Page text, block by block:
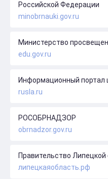
Российской Федерации
minobrnauki.gov.ru
Министерство
edu.gov.ru
Информационный портал
rusla.ru
РОСОБРНАДЗОР
obrnadzor.gov.ru
Правительство Липецкой
липецкаяобласть.рф